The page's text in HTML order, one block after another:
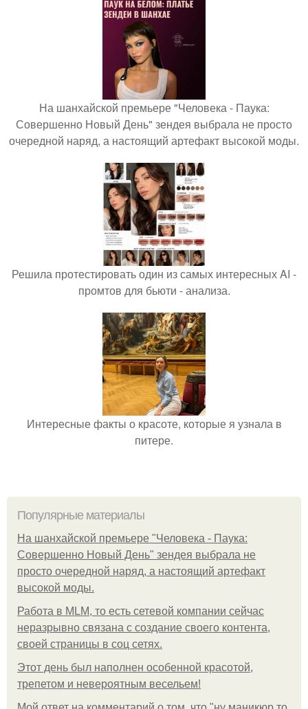
На шанхайской премьере "Человека - Паука:
Совершенно Новый День" зендея выбрала не просто
очередной наряд, а настоящий артефакт высокой моды.
Решила протестировать один из самых интересных AI -
промтов для бьюти - анализа.
Интересные факты о красоте, которые я узнала в
питере.
Популярные материалы
На шанхайской премьере "Человека - Паука:
Совершенно Новый День" зендея выбрала не
просто очередной наряд, а настоящий артефакт
высокой моды.
Работа в MLM, то есть сетевой компании сейчас
неразрывно связана с создание своего контента,
своей страницы в соц сетях.
Этот день был наполнен особенной красотой,
трепетом и невероятным весельем!